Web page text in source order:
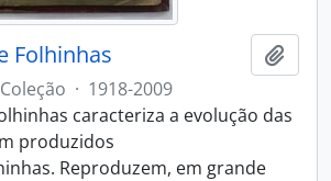
Folhinhas
Coleção · 1918-2009
caracteriza a evolução das
produzidos
Reproduzem, em grande